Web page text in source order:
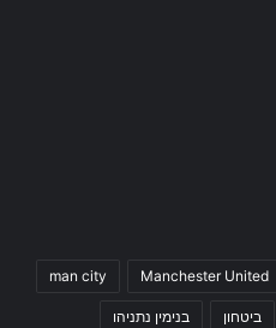
Manchester United
man city
ביטחון בנימין נתניהו